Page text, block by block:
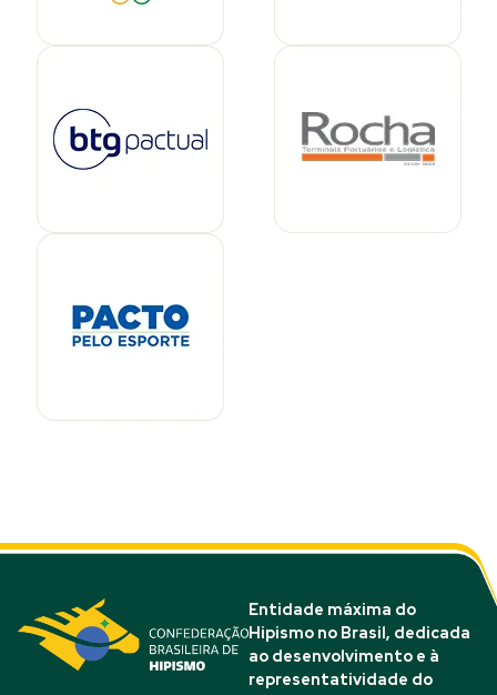
Entidade máxima do
Hipismo no Brasil, dedicada
ao desenvolvimento e à
representatividade do